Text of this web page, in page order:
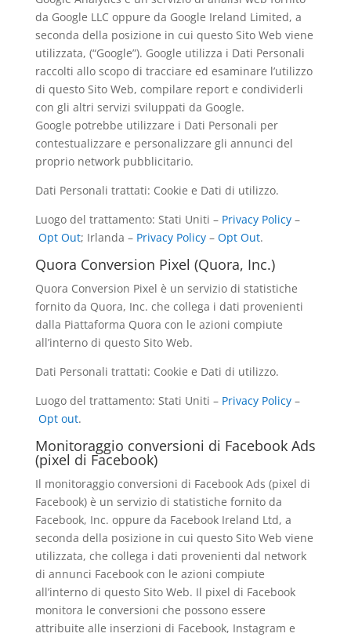
da Google LLC oppure da Google Ireland Limited, a
seconda della posizione in cui questo Sito Web viene
utilizzata, (“Google”). Google utilizza i Dati Personali
raccolti allo scopo di tracciare ed esaminare l’utilizzo
di questo Sito Web, compilare report e condividerli
con gli altri servizi sviluppati da Google.
Google potrebbe utilizzare i Dati Personali per
contestualizzare e personalizzare gli annunci del
proprio network pubblicitario.
Dati Personali trattati: Cookie e Dati di utilizzo.
Luogo del trattamento: Stati Uniti – Privacy Policy–
Opt Out; Irlanda – Privacy Policy– Opt Out.
Quora Conversion Pixel (Quora, Inc.)
Quora Conversion Pixel è un servizio di statistiche
fornito da Quora, Inc. che collega i dati provenienti
dalla Piattaforma Quora con le azioni compiute
all’interno di questo Sito Web.
Dati Personali trattati: Cookie e Dati di utilizzo.
Luogo del trattamento: Stati Uniti – Privacy Policy–
Opt out.
Monitoraggio conversioni di Facebook Ads
(pixel di Facebook)
Il monitoraggio conversioni di Facebook Ads (pixel di
Facebook) è un servizio di statistiche fornito da
Facebook, Inc. oppure da Facebook Ireland Ltd, a
seconda della posizione in cui questo Sito Web viene
utilizzata, che collega i dati provenienti dal network
di annunci Facebook con le azioni compiute
all’interno di questo Sito Web. Il pixel di Facebook
monitora le conversioni che possono essere
attribuite alle inserzioni di Facebook, Instagram e